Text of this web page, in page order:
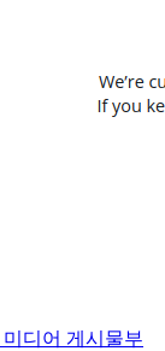
디어 게시물부